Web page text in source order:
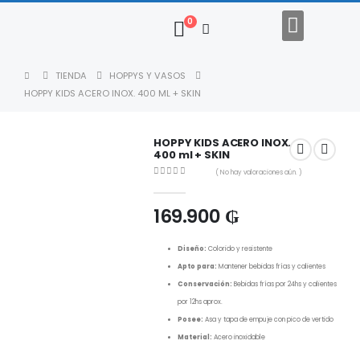
0
TIENDA
HOPPYS Y VASOS
HOPPY KIDS ACERO INOX. 400 ML + SKIN
HOPPY KIDS ACERO INOX.
400 ml + SKIN
( No hay valoraciones aún. )
169.900 ₲
Diseño: Colorido y resistente
Apto para: Mantener bebidas frías y calientes
Conservación: Bebidas frías por 24hs y calientes
por 12hs aprox.
Posee: Asa y tapa de empuje con pico de vertido
Material: Acero inoxidable